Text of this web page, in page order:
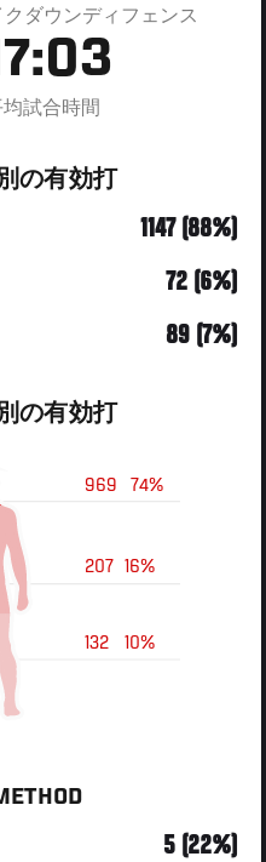
クダウンディフェンス
均試合時間
の有効打
1147 (88%)
72 (6%)
89 (7%)
の有効打
74%
969
16%
207
10%
132
5 (22%)